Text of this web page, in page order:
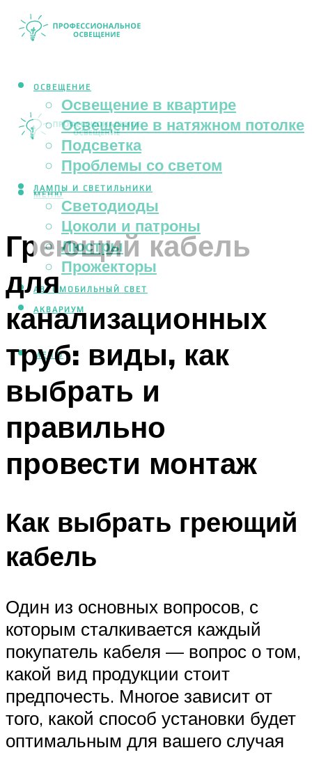
ОСВЕЩЕНИЕ
Освещение в квартире
Освещение в натяжном потолке
Подсветка
Проблемы со светом
ЛАМПЫ И СВЕТИЛЬНИКИ
Светодиоды
Цоколи и патроны
Люстры
Прожекторы
АВТОМОБИЛЬНЫЙ СВЕТ
АКВАРИУМ
МЕНЮ
МЕНЮ
Греющий кабель
для
канализационных
труб: виды, как
выбрать и
правильно
провести монтаж
Как выбрать греющий
кабель
Один из основных вопросов, с
которым сталкивается каждый
покупатель кабеля — вопрос о том,
какой вид продукции стоит
предпочесть. Многое зависит от
того, какой способ установки будет
оптимальным для вашего случая